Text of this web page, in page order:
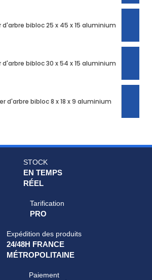
d'arbre bibloc 25 x 45 x 15 aluminium
d'arbre bibloc 30 x 54 x 15 aluminium
d'arbre bibloc 8 x 18 x 9 aluminium
STOCK
EN TEMPS
RÉEL
Tarification
PRO
Expédition des produits
24/48H FRANCE
MÉTROPOLITAINE
Paiement